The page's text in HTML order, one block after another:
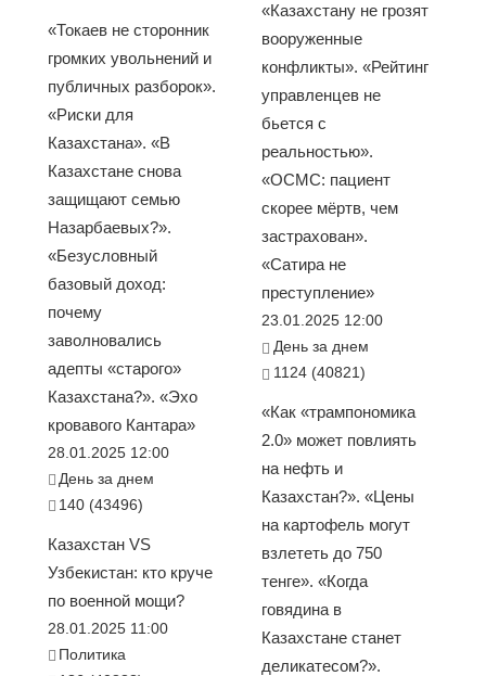
«Токаев не сторонник
громких увольнений и
публичных разборок».
«Риски для
Казахстана». «В
Казахстане снова
защищают семью
Назарбаевых?».
«Безусловный
базовый доход:
почему
заволновались
адепты «старого»
Казахстана?». «Эхо
кровавого Кантара»
28.01.2025 12:00
День за днем
140 (43496)
Казахстан VS
Узбекистан: кто круче
по военной мощи?
28.01.2025 11:00
Политика
«Казахстану не грозят
вооруженные
конфликты». «Рейтинг
управленцев не
бьется с
реальностью».
«ОСМС: пациент
скорее мёртв, чем
застрахован».
«Сатира не
преступление»
23.01.2025 12:00
День за днем
1124 (40821)
«Как «трампономика
2.0» может повлиять
на нефть и
Казахстан?». «Цены
на картофель могут
взлететь до 750
тенге». «Когда
говядина в
Казахстане станет
деликатесом?».